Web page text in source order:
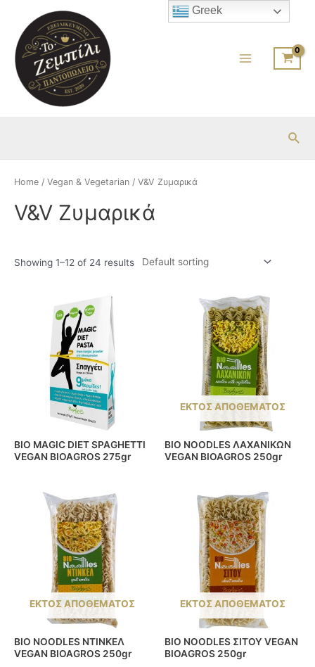
περιεχόμενο
Home / Vegan & Vegetarian / V&V Ζυμαρικά
V&V Ζυμαρικά
Showing 1–12 of 24 results
BIO MAGIC DIET SPAGHETTI
VEGAN BIOAGROS 275gr
ΕΚΤΌΣ ΑΠΟΘΈΜΑΤΟΣ
BIO NOODLES ΛΑΧΑΝΙΚΩΝ
VEGAN BIOAGROS 250gr
ΕΚΤΌΣ ΑΠΟΘΈΜΑΤΟΣ
BIO NOODLES ΝΤΙΝΚΕΛ
VEGAN BIOAGROS 250gr
ΕΚΤΌΣ ΑΠΟΘΈΜΑΤΟΣ
BIO NOODLES ΣΙΤΟΥ VEGAN
BIOAGROS 250gr
Greek